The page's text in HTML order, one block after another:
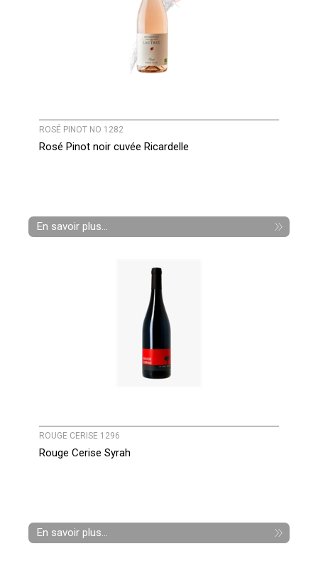
ROSÉ PINOT NO 1282
Rosé Pinot noir cuvée Ricardelle
En savoir plus...
ROUGE CERISE 1296
Rouge Cerise Syrah
En savoir plus...